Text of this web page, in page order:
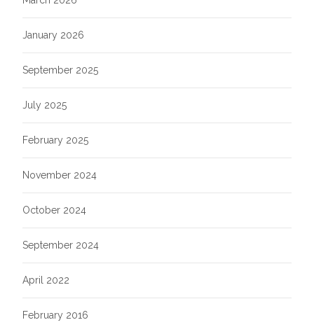
January 2026
September 2025
July 2025
February 2025
November 2024
October 2024
September 2024
April 2022
February 2016